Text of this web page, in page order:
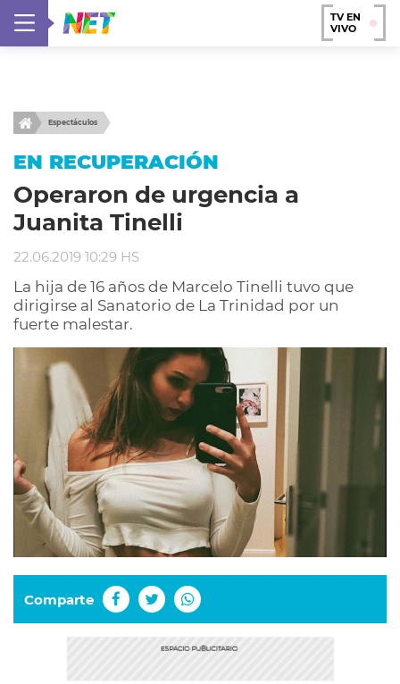
TV EN
VIVO
Espectáculos
EN RECUPERACIÓN
Operaron de urgencia a
Juanita Tinelli
22.06.2019 10:29 HS
La hija de 16 años de Marcelo Tinelli tuvo que
dirigirse al Sanatorio de La Trinidad por un
fuerte malestar.
Comparte